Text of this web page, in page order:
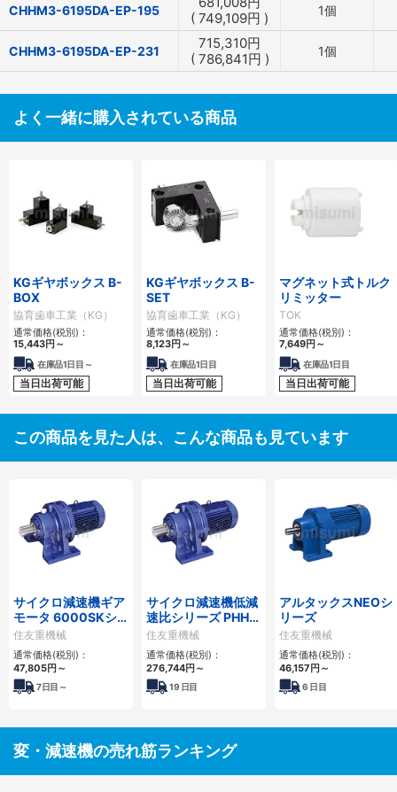
CHHM3-6195DA-EP-195
( 749,109円 ) 1個
CHHM3-6195DA-EP-231 715,310円
( 786,841円 ) 1個
よく一緒に購入されている商品
KGギヤボックス B-
BOX
協育歯車工業（KG）
通常価格(税別)：
15,443円～
在庫品1日目～
当日出荷可能
KGギヤボックス B-
SET
協育歯車工業（KG）
通常価格(税別)：
8,123円～
在庫品1日目
当日出荷可能
マグネット式トルク
リミッター
TOK
通常価格(税別)：
7,649円～
在庫品1日目
当日出荷可能
この商品を見た人は、こんな商品も見ています
サイクロ減速機ギア
モータ 6000SKシ
リーズ
住友重機械
通常価格(税別)：
47,805円～
7日目～
サイクロ減速機低減
速比シリーズ PHHM
形
住友重機械
通常価格(税別)：
276,744円～
19 日目
アルタックスNEOシ
リーズ
住友重機械
通常価格(税別)：
46,157円～
6 日目
変・減速機の売れ筋ランキング